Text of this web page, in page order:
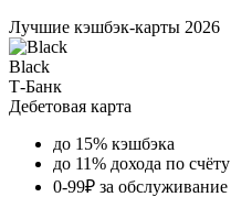
Лучшие кэшбэк-карты 2026
Black
Т-Банк
Дебетовая карта
до 15% кэшбэка
до 11% дохода по счёту
0-99₽ за обслуживание